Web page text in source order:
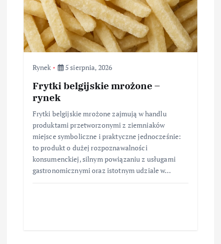
Rynek 5 sierpnia, 2026
Frytki belgijskie mrożone –
rynek
Frytki belgijskie mrożone zajmują w handlu
produktami przetworzonymi z ziemniaków
miejsce symboliczne i praktyczne jednocześnie:
to produkt o dużej rozpoznawalności
konsumenckiej, silnym powiązaniu z usługami
gastronomicznymi oraz istotnym udziale w…